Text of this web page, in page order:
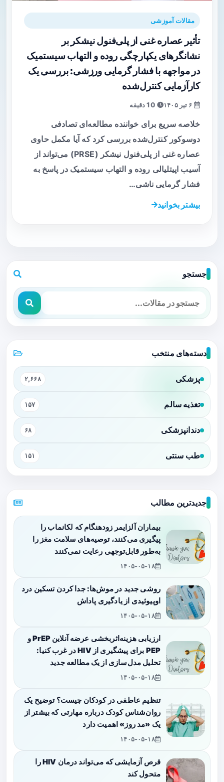
مقالات آموزشی
تأثیر عصاره غنی از پلی‌فنول نیشکر بر
نشانگرهای یکپارچگی روده و التهاب سیستمیک
در مواجهه با فشار گرمایی ورزشی: بررسی یک
کارآزمایی کنترل‌شده
خلاصه سریع برای خواننده مطالعه‌ای تصادفی
دوسوکور کنترل‌شده بررسی کرد که آیا مکمل حاوی
عصاره غنی از پلی‌فنول نیشکر (PRSE) می‌تواند از
آسیب اپیتلیالی روده و التهاب سیستمیک در پاسخ به
فشار گرمایی ناشی…
بیشتر بخوانید
جستجو
دسته‌های منتخب
پزشکی ۲,۶۶۸
تغذیه سالم ۱۵۷
دندانپزشکی ۶۸
طب سنتی ۱۵۱
جدیدترین مطالب
بیماران آلزایمر زودهنگام که لکانماب را
پیگیری می‌کنند، توصیه‌های سلامت مغز را
به‌طور قابل‌توجهی رعایت نمی‌کنند
۱۴۰۵-۰۵-۱۸
روشی جدید در موش‌ها: جدا کردن تسکین درد
اوپیوئیدی از یادگیری پاداش
۱۴۰۵-۰۵-۱۸
ارزیابی هزینه‌اثربخشی عرضه آنلاین PrEP و
PEP برای پیشگیری از HIV در غرب کنیا:
تحلیل مدل‌سازی از یک مطالعه جدید
۱۴۰۵-۰۵-۱۸
تنظیم عاطفی در کودکان چیست؟ توضیح یک
روان‌شناس کودک درباره مهارتی که بیشتر از
یک «مد روز» اهمیت دارد
۱۴۰۵-۰۵-۱۸
قرص آزمایشی که می‌تواند درمان HIV را
متحول کند